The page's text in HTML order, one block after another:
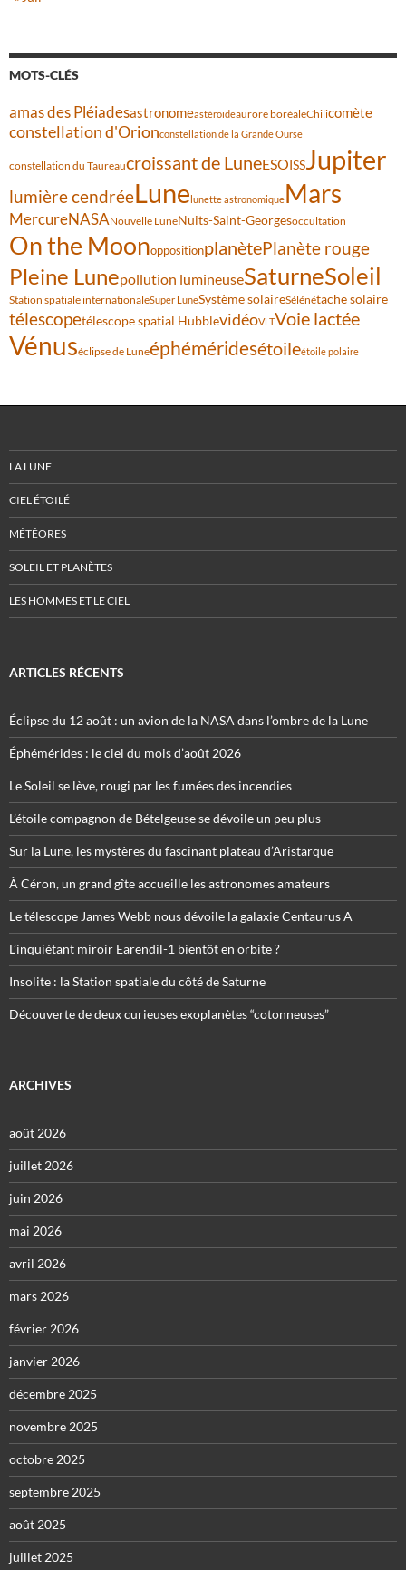
MOTS-CLÉS
amas des Pléiadesastronomeastéroïdeaurore boréaleChilicomète
constellation d'Orionconstellation de la Grande Ourse
constellation du Taureaucroissant de LuneESOISSJupiter
lumière cendréeLunelunette astronomiqueMars
MercureNASANouvelle LuneNuits-Saint-Georgesoccultation
On the MoonoppositionplanètePlanète rouge
Pleine Lunepollution lumineuseSaturneSoleil
Station spatiale internationaleSuper LuneSystème solaireSélénétache solaire
télescopetélescope spatial HubblevidéoVLTVoie lactée
Vénuséclipse de Luneéphéméridesétoileétoile polaire
LA LUNE
CIEL ÉTOILÉ
MÉTÉORES
SOLEIL ET PLANÈTES
LES HOMMES ET LE CIEL
ARTICLES RÉCENTS
Éclipse du 12 août : un avion de la NASA dans l’ombre de la Lune
Éphémérides : le ciel du mois d’août 2026
Le Soleil se lève, rougi par les fumées des incendies
L’étoile compagnon de Bételgeuse se dévoile un peu plus
Sur la Lune, les mystères du fascinant plateau d’Aristarque
À Céron, un grand gîte accueille les astronomes amateurs
Le télescope James Webb nous dévoile la galaxie Centaurus A
L’inquiétant miroir Eärendil-1 bientôt en orbite ?
Insolite : la Station spatiale du côté de Saturne
Découverte de deux curieuses exoplanètes “cotonneuses”
ARCHIVES
août 2026
juillet 2026
juin 2026
mai 2026
avril 2026
mars 2026
février 2026
janvier 2026
décembre 2025
novembre 2025
octobre 2025
septembre 2025
août 2025
juillet 2025